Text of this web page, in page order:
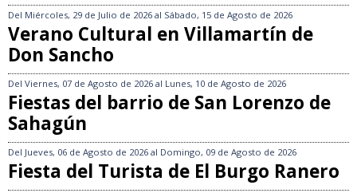
Del Miércoles, 29 de Julio de 2026 al Sábado, 15 de Agosto de 2026
Verano Cultural en Villamartín de
Don Sancho
Del Viernes, 07 de Agosto de 2026 al Lunes, 10 de Agosto de 2026
Fiestas del barrio de San Lorenzo de
Sahagún
Del Jueves, 06 de Agosto de 2026 al Domingo, 09 de Agosto de 2026
Fiesta del Turista de El Burgo Ranero